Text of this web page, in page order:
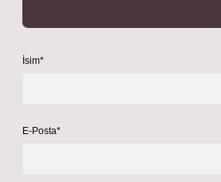
İsim*
E-Posta*